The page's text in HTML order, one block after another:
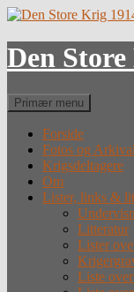
Hop
indhold
Den
Søg
Primær menu
Forside
Fotos og
Krigsdeltagere
Om
Lister, links &
Litteratur
Lister
Liste